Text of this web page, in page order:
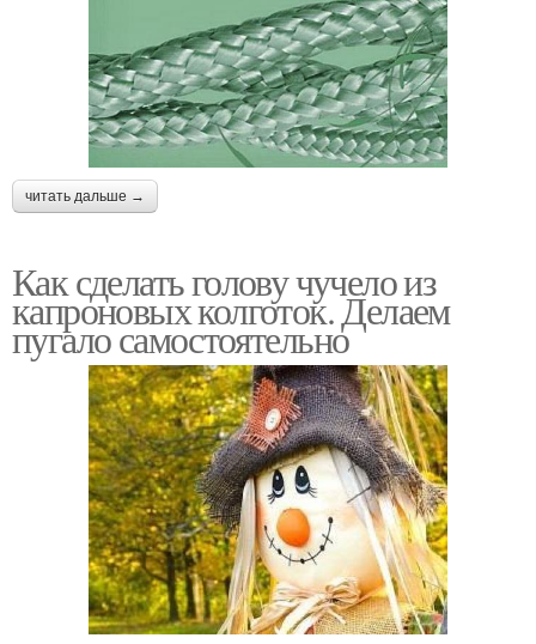
читать дальше →
Как сделать голову чучело из
капроновых колготок. Делаем
пугало самостоятельно